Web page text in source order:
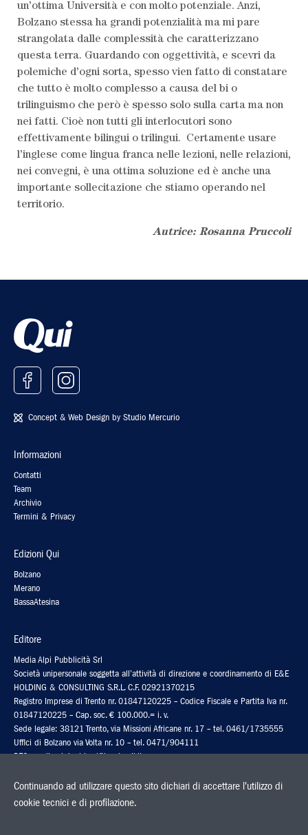
un’ottima Università e con molto potenziale. Anzi,
Bolzano stessa ha grandi potenzialità ma mi pare
strangolata dalle complessità che caratterizzano
questa terra. Guardando con oggettività, e scevri da
polemiche d’ogni sorta, spesso vien fatto di constatare
che tutto è molto complesso a causa del bi o
trilinguismo che però è spesso solo sulla carta ma non
nei fatti. Cioè non tutti gli interlocutori sono
effettivamente bilingui o trilingui. Certamente usare
l’inglese come lingua franca nelle lezioni, nelle relazioni,
nei convegni, è una ottima soluzione ed è anche una
importante sollecitazione che stiamo operando nel
territorio.
Autrice: Rosanna Pruccoli
Concept & Web Design by Studio Mercurio
Informazioni
Contatti
Team
Archivio
Termini & Privacy
Edizioni Qui
Bolzano
Merano
BassaAtesina
Editore
Media Alpi Pubblicità Srl
Società unipersonale soggetta all’attività di direzione e coordinamento di E&E
HOLDING & CONSULTING S.R.L. C.F. 02921370215
Registro Imprese di Trento nr. 01847120225 – Codice Fiscale e Partita Iva nr.
01847120225 – Cap. soc. € 100.000.= i. v.
Sede legale: 38121 Trento, via Missioni Africane nr. 17 – tel. 0461/1735555
Uffici di Bolzano via Volta nr. 10 – tel. 0471/904111
PEC: media-alpipubb.srl@legalmail.it
Stampa
Continuando ad utilizzare questo sito dichiari di accettare l'utilizzo di
cookie tecnici e di profilazione.